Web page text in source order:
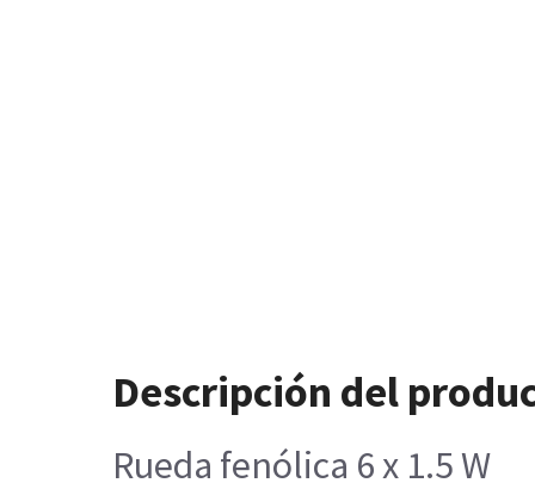
Descripción del
Rueda fenólica 6 x 1.5 W